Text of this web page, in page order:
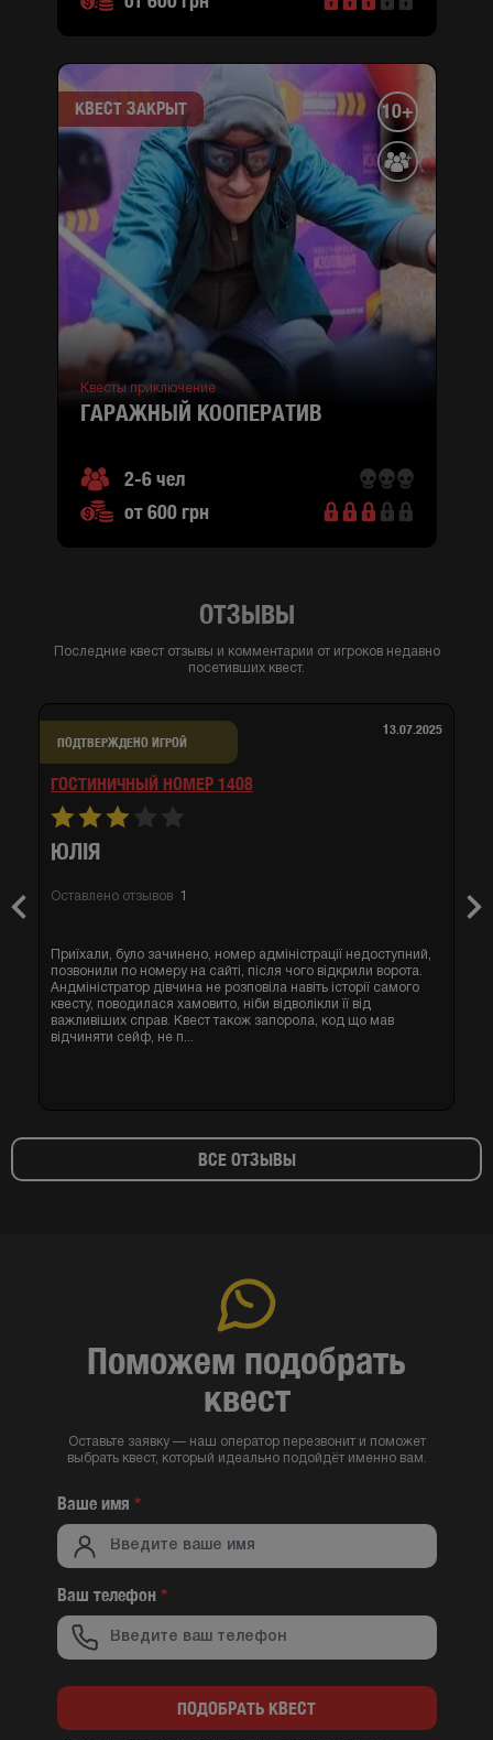
КВЕСТ ЗАКРЫТ 10+
Квесты приключение
ГАРАЖНЫЙ КООПЕРАТИВ
2-6 чел
от 600 грн
ОТЗЫВЫ
Последние квест отзывы и комментарии от игроков недавно
посетивших квест.
Previous
ГОСТИНИЧНЫЙ НОМЕР 1408
ЮЛІЯ
Оставлено отзывов 1
13.07.2025
Приїхали, було зачинено, номер адміністрації недоступний,
позвонили по номеру на сайті, після чого відкрили ворота.
Андміністратор дівчина не розповіла навіть історії самого
квесту, поводилася хамовито, ніби відволікли її від
важливіших справ. Квест також запорола, код що мав
відчиняти сейф, не п...
ПОДТВЕРЖДЕНО ИГРОЙ
ВСЕ ОТЗЫВЫ
Поможем подобрать
квест
Оставьте заявку — наш оператор перезвонит и поможет
выбрать квест, который идеально подойдёт именно вам.
Ваше имя *
Ваш телефон*
ПОДОБРАТЬ КВЕСТ